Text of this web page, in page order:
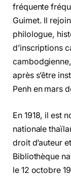
fréquente
Guimet. Il
philologue,
d’inscriptions
après s’être
Penh en mars
En 1918, il est
nationale
droit d’auteur
Bibliothèque
le 12 octobre